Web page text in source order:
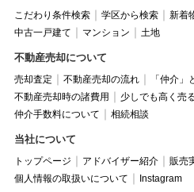
こだわり条件検索 学区から検索 新着
中古一戸建て
マンション 土地
不動産売却について
売却査定 不動産売却の流れ
「仲介
不動産売却時の諸費用
少しでも高く売
仲介手数料について
相続相談
当社について
トップページ アドバイザー紹介 販売
個人情報の取扱いについて
Instagram